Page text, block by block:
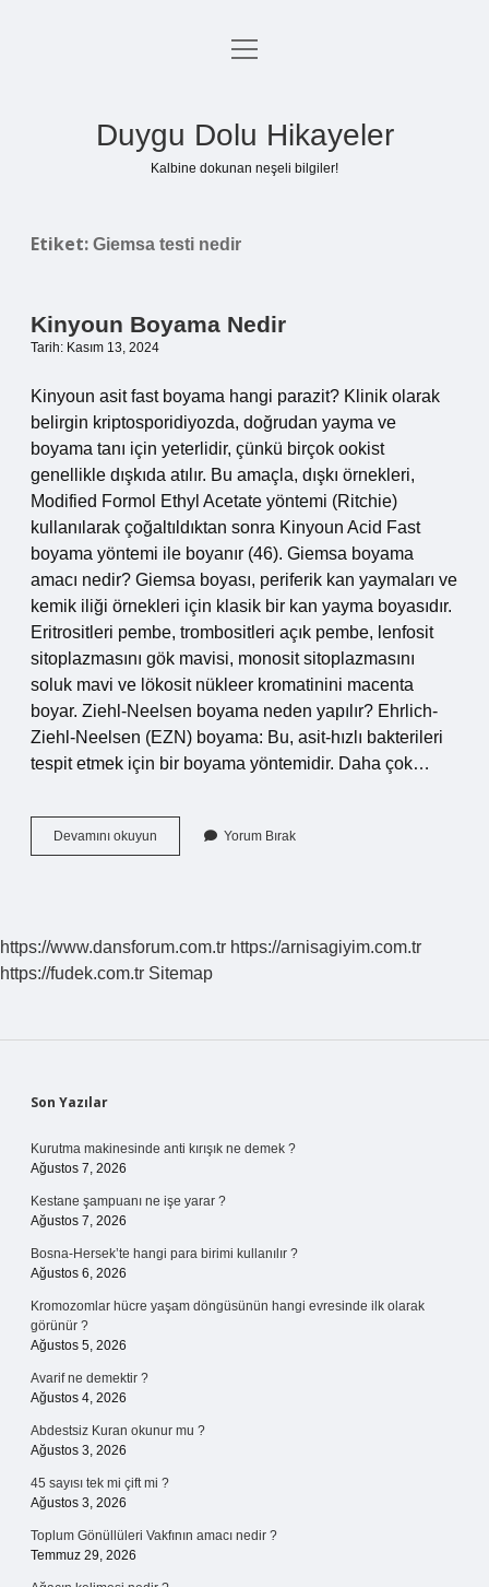
Anasayfa
menüyü
Duygu Dolu Hikayeler
Kalbine dokunan neşeli bilgiler!
Etiket: Giemsa testi nedir
Kinyoun Boyama Nedir
Tarih: Kasım 13, 2024
Kinyoun asit fast boyama hangi parazit? Klinik olarak
belirgin kriptosporidiyozda, doğrudan yayma ve
boyama tanı için yeterlidir, çünkü birçok ookist
genellikle dışkıda atılır. Bu amaçla, dışkı örnekleri,
Modified Formol Ethyl Acetate yöntemi (Ritchie)
kullanılarak çoğaltıldıktan sonra Kinyoun Acid Fast
boyama yöntemi ile boyanır (46). Giemsa boyama
amacı nedir? Giemsa boyası, periferik kan yaymaları ve
kemik iliği örnekleri için klasik bir kan yayma boyasıdır.
Eritrositleri pembe, trombositleri açık pembe, lenfosit
sitoplazmasını gök mavisi, monosit sitoplazmasını
soluk mavi ve lökosit nükleer kromatinini macenta
boyar. Ziehl-Neelsen boyama neden yapılır? Ehrlich-
Ziehl-Neelsen (EZN) boyama: Bu, asit-hızlı bakterileri
tespit etmek için bir boyama yöntemidir. Daha çok…
Devamını okuyun Kinyoun
Boyama
Yorum Bırak
https://www.dansforum.com.tr https://arnisagiyim.com.tr
https://fudek.com.tr Sitemap
Sidebar
Son Yazılar
Kurutma makinesinde anti kırışık ne demek ?
Ağustos 7, 2026
Kestane şampuanı ne işe yarar ?
Ağustos 7, 2026
Bosna-Hersek’te hangi para birimi kullanılır ?
Ağustos 6, 2026
Kromozomlar hücre yaşam döngüsünün hangi evresinde ilk olarak
görünür ?
Ağustos 5, 2026
Avarif ne demektir ?
Ağustos 4, 2026
Abdestsiz Kuran okunur mu ?
Ağustos 3, 2026
45 sayısı tek mi çift mi ?
Ağustos 3, 2026
Toplum Gönüllüleri Vakfının amacı nedir ?
Temmuz 29, 2026